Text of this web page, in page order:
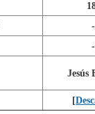
Jesús
[